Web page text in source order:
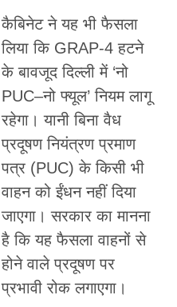
कैबिनेट ने यह भी फैसला
लिया कि GRAP-4 हटने
के बावजूद दिल्ली में ‘नो
PUC–नो फ्यूल’ नियम लागू
रहेगा। यानी बिना वैध
प्रदूषण नियंत्रण प्रमाण
पत्र (PUC) के किसी भी
वाहन को ईंधन नहीं दिया
जाएगा। सरकार का मानना
है कि यह फैसला वाहनों से
होने वाले प्रदूषण पर
प्रभावी रोक लगाएगा।